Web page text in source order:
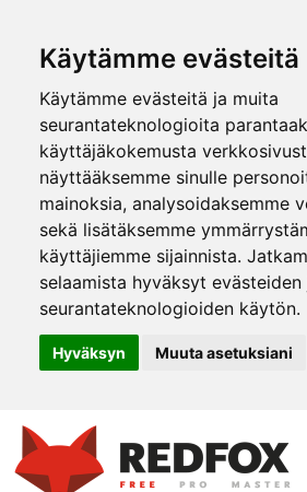
Käytämme evästeitä
Käytämme evästeitä ja muita
seurantateknologioita
käyttäjäkokemusta
näyttääksemme sinulle
mainoksia, analysoidaksemme
sekä lisätäksemme
käyttäjiemme sijainnista.
selaamista hyväksyt evästeiden
seurantateknologioiden käytön.
Hyväksyn Muuta asetuksiani